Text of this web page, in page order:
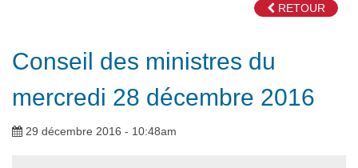
RETOUR
Conseil des ministres du
mercredi 28 décembre 2016
29 décembre 2016 - 10:48am